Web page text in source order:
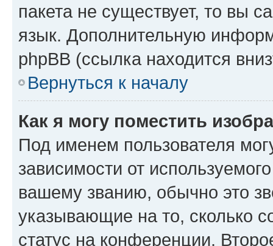
пакета не существует, то вы
язык. Дополнительную
phpBB (ссылка находится
Вернуться к началу
Как я могу поместить
Под именем пользователя
зависимости от
вашему званию, обычно это
указывающие на то, сколько
статус на конференции.